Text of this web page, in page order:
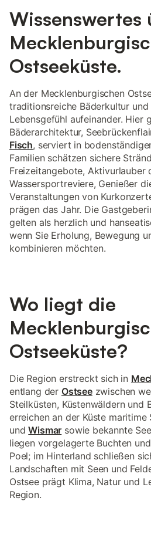
Wissenswertes
Ostseeküste.
An der Mecklenburgischen
traditionsreiche Bäderkultur
Lebensgefühl aufeinander. Hier
Bäderarchitektur,
Fisch, serviert in
Familien schätzen sichere
Freizeitangebote, Aktivurlauber
Wassersportreviere, Genießer
Veranstaltungen von
prägen das Jahr. Die
gelten als herzlich und
wenn Sie Erholung, Bewegung
kombinieren möchten.
Wo liegt die
Ostseeküste?
Die Region erstreckt sich in
entlang der Ostseezwischen
Steilküsten, Küstenwäldern und
erreichen an der Küste maritime
undWismar sowie bekannte
liegen vorgelagerte Buchten
Poel; im Hinterland schließen
Landschaften mit Seen und
Ostsee prägt Klima, Natur und
Region.